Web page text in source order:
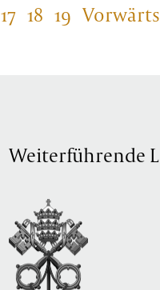
17 18 19 Vorwärts
Weiterführende